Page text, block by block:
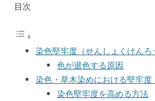
目次
染色堅牢度（せんしょくけんろ
色が退色する原因
染色・草木染めにおける堅牢度
染色堅牢度を高める方法